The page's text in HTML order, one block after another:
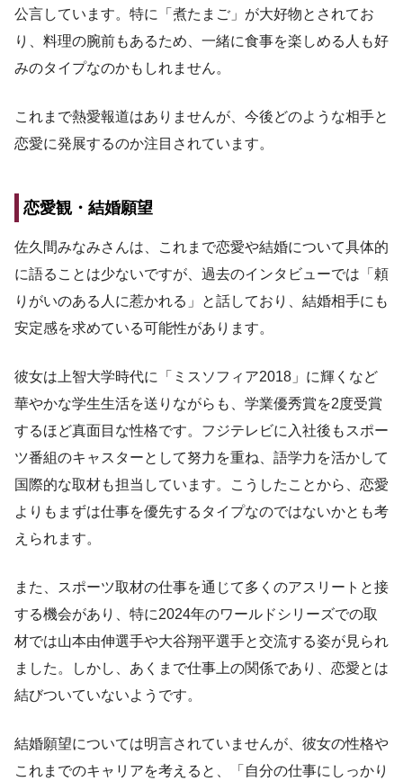
公言しています。特に「煮たまご」が大好物とされてお
り、料理の腕前もあるため、一緒に食事を楽しめる人も好
みのタイプなのかもしれません。
これまで熱愛報道はありませんが、今後どのような相手と
恋愛に発展するのか注目されています。
恋愛観・結婚願望
佐久間みなみさんは、これまで恋愛や結婚について具体的
に語ることは少ないですが、過去のインタビューでは「頼
りがいのある人に惹かれる」と話しており、結婚相手にも
安定感を求めている可能性があります。
彼女は上智大学時代に「ミスソフィア2018」に輝くなど
華やかな学生生活を送りながらも、学業優秀賞を2度受賞
するほど真面目な性格です。フジテレビに入社後もスポー
ツ番組のキャスターとして努力を重ね、語学力を活かして
国際的な取材も担当しています。こうしたことから、恋愛
よりもまずは仕事を優先するタイプなのではないかとも考
えられます。
また、スポーツ取材の仕事を通じて多くのアスリートと接
する機会があり、特に2024年のワールドシリーズでの取
材では山本由伸選手や大谷翔平選手と交流する姿が見られ
ました。しかし、あくまで仕事上の関係であり、恋愛とは
結びついていないようです。
結婚願望については明言されていませんが、彼女の性格や
これまでのキャリアを考えると、「自分の仕事にしっかり